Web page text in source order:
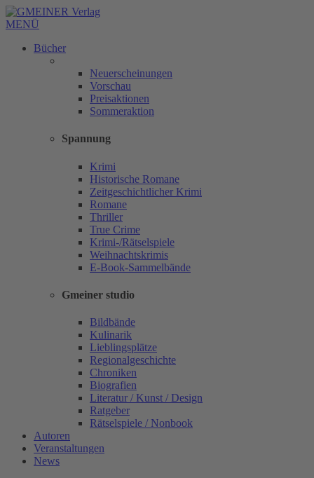
MENÜ
Bücher
Neuerscheinungen
Vorschau
Preisaktionen
Sommeraktion
Spannung
Krimi
Historische Romane
Zeitgeschichtlicher Krimi
Romane
Thriller
True Crime
Krimi-/Rätselspiele
Weihnachtskrimis
E-Book-Sammelbände
Gmeiner studio
Bildbände
Kulinarik
Lieblingsplätze
Regionalgeschichte
Chroniken
Biografien
Literatur / Kunst / Design
Ratgeber
Rätselspiele / Nonbook
Autoren
Veranstaltungen
News